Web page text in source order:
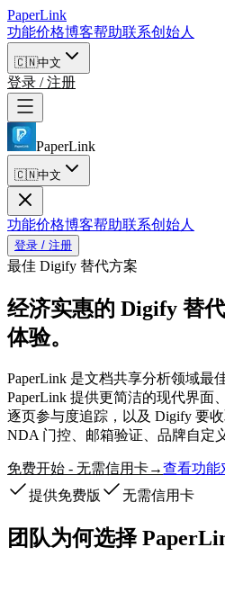
PaperLink
功能价格博客帮助联系创始人
🇨🇳中文
登录 / 注册
PaperLink
🇨🇳中文
功能价格博客帮助联系创始人
登录 / 注册
最佳 Digify 替代方案
经济实惠的 Digify 替
体验。
PaperLink 是文档共享分析领域最
PaperLink 提供更简洁的现代界面
逐页参与度追踪，以及 Digify 要
NDA 门控、邮箱验证、品牌自定
免费开始 - 无需信用卡→查看功能
提供免费版
无需信用卡
团队为何选择